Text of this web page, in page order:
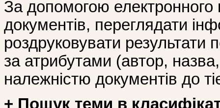
За допомогою
документів, переглядати
роздруковувати
за атрибутами (автор, назва,
належністю документів до
+ Пошук теми в